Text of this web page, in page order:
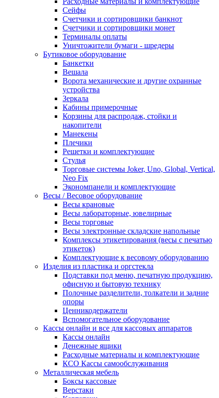
Сейфы
Счетчики и сортировщики банкнот
Счетчики и сортировщики монет
Терминалы оплаты
Уничтожители бумаги - шредеры
Бутиковое оборудование
Банкетки
Вешала
Ворота механические и другие охранные
устройства
Зеркала
Кабины примерочные
Корзины для распродаж, стойки и
накопители
Манекены
Плечики
Решетки и комплектующие
Стулья
Торговые системы Joker, Uno, Global, Vertical,
Neo Fix
Экономпанели и комплектующие
Весы / Весовое оборудование
Весы крановые
Весы лабораторные, ювелирные
Весы торговые
Весы электронные складские напольные
Комплексы этикетирования (весы с печатью
этикеток)
Комплектующие к весовому оборудованию
Изделия из пластика и оргстекла
Подставки под меню, печатную продукцию,
офисную и бытовую технику
Полочные разделители, толкатели и задние
опоры
Ценникодержатели
Вспомогательное оборудование
Кассы онлайн и все для кассовых аппаратов
Кассы онлайн
Денежные ящики
Расходные материалы и комплектующие
КСО Кассы самообслуживания
Металлическая мебель
Боксы кассовые
Верстаки